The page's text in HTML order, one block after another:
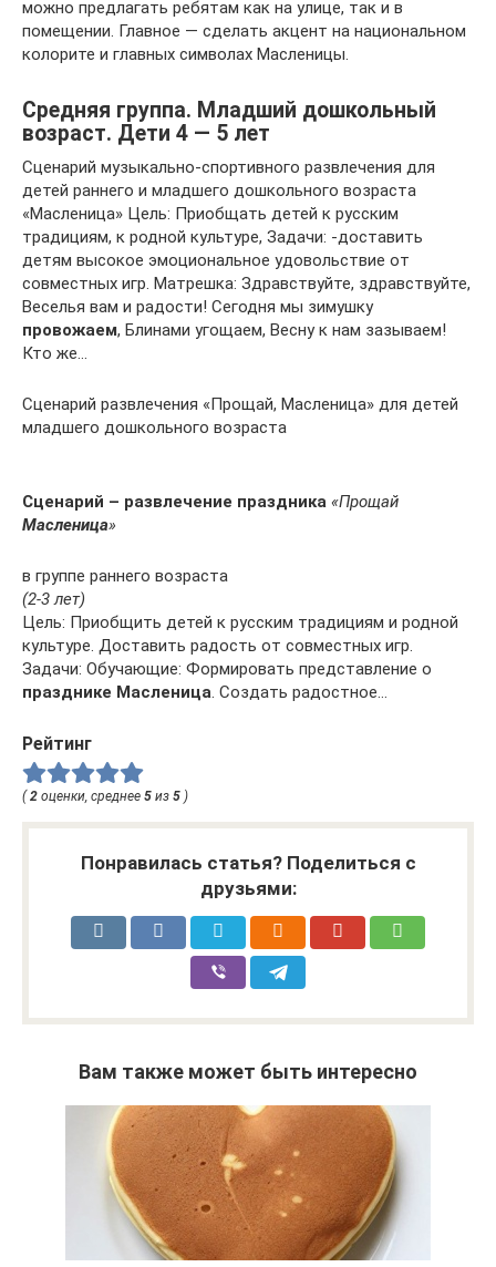
можно предлагать ребятам как на улице, так и в
помещении. Главное — сделать акцент на национальном
колорите и главных символах Масленицы.
Средняя группа. Младший дошкольный
возраст. Дети 4 — 5 лет
Сценарий музыкально-спортивного развлечения для
детей раннего и младшего дошкольного возраста
«Масленица» Цель: Приобщать детей к русским
традициям, к родной культуре, Задачи: -доставить
детям высокое эмоциональное удовольствие от
совместных игр. Матрешка: Здравствуйте, здравствуйте,
Веселья вам и радости! Сегодня мы зимушку
провожаем, Блинами угощаем, Весну к нам зазываем!
Кто же…
Сценарий развлечения «Прощай, Масленица» для детей
младшего дошкольного возраста
Сценарий – развлечение праздника «Прощай
Масленица»
в группе раннего возраста
(2-3 лет)
Цель: Приобщить детей к русским традициям и родной
культуре. Доставить радость от совместных игр.
Задачи: Обучающие: Формировать представление о
празднике Масленица. Создать радостное…
Рейтинг
(2 оценки, среднее 5 из 5 )
Понравилась статья? Поделиться с
друзьями:
Вам также может быть интересно